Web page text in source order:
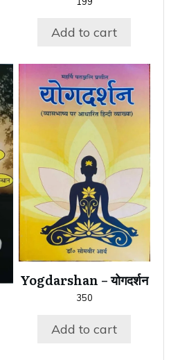
Add to cart
Yogdarshan – योगदर्शन
350
Add to cart